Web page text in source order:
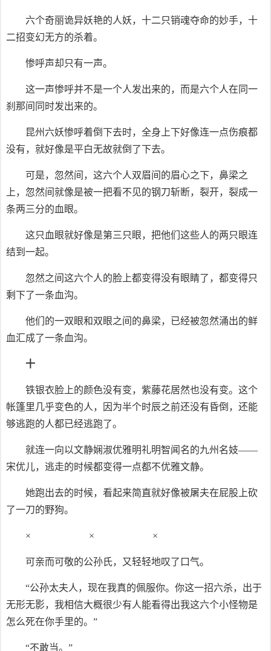
六个奇丽诡异妖艳的人妖，十二只销魂夺命的妙手，十
二招变幻无方的杀着。
惨呼声却只有一声。
这一声惨呼并不是一个人发出来的，而是六个人在同一
刹那间同时发出来的。
昆州六妖惨呼着倒下去时，全身上下好像连一点伤痕都
没有，就好像是平白无故就倒了下去。
可是，忽然间，这六个人双眉间的眉心之下，鼻梁之
上，忽然间就像是被一把看不见的钢刀斩断，裂开，裂成一
条两三分的血眼。
这只血眼就好像是第三只眼，把他们这些人的两只眼连
结到一起。
忽然之间这六个人的脸上都变得没有眼睛了，都变得只
剩下了一条血沟。
他们的一双眼和双眼之间的鼻梁，已经被忽然涌出的鲜
血汇成了一条血沟。
十
铁银衣脸上的颜色没有变，紫藤花居然也没有变。这个
帐篷里几乎变色的人，因为半个时辰之前还没有昏倒，还能
够逃跑的人都已经逃跑了。
就连一向以文静娴淑优雅明礼明智闻名的九州名妓——
宋优儿，逃走的时候都变得一点都不优雅文静。
她跑出去的时候，看起来简直就好像被屠夫在屁股上砍
了一刀的野狗。
× × ×
可亲而可敬的公孙氏，又轻轻地叹了口气。
“公孙太夫人，现在我真的佩服你。你这一招六杀，出于
无形无影，我相信大概很少有人能看得出我这六个小怪物是
怎么死在你手里的。”
“不敢当。”